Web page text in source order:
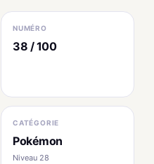
NUMÉRO
38 / 100
CATÉGORIE
Pokémon
Niveau 28